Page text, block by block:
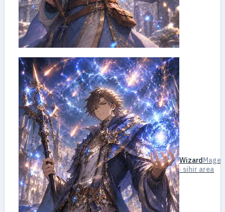
WizardMage
· sihir area